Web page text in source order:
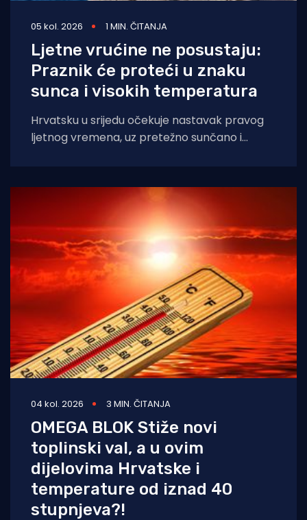
05 kol. 2026 1 MIN. ČITANJA
Ljetne vrućine ne posustaju:
Praznik će proteći u znaku
sunca i visokih temperatura
Hrvatsku u srijedu očekuje nastavak pravog
ljetnog vremena, uz pretežno sunčano i
04 kol. 2026 3 MIN. ČITANJA
OMEGA BLOK Stiže novi
toplinski val, a u ovim
dijelovima Hrvatske i
temperature od iznad 40
stupnjeva?!